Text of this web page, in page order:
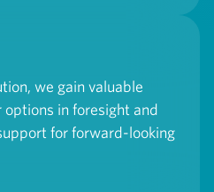
we gain valuable
in foresight and
for forward-looking